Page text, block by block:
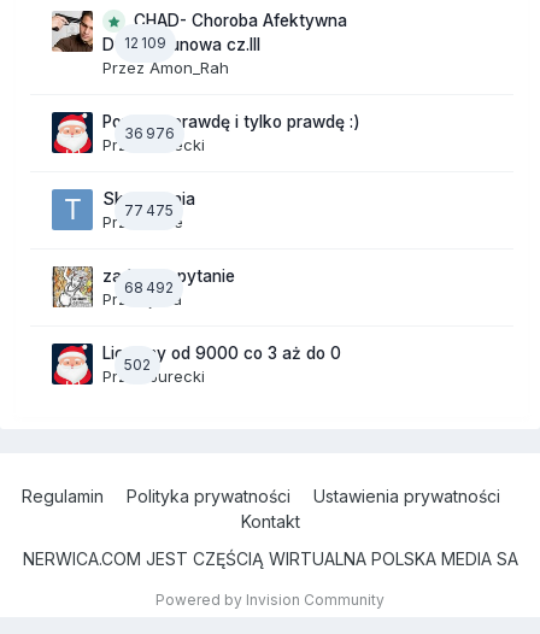
12 109
CHAD- Choroba Afektywna
Dwubiegunowa cz.III
Przez Amon_Rah
36 976
Powiedz prawdę i tylko prawdę :)
PrzezJurecki
77 475
Skojarzenia
Przez tede
68 492
zadajesz pytanie
Przez jaaa
502
Liczymy od 9000 co 3 aż do 0
Przez Jurecki
Regulamin Polityka prywatności
Ustawienia prywatności
Kontakt
NERWICA.COM JEST CZĘŚCIĄ WIRTUALNA POLSKA MEDIA SA
Powered by Invision Community